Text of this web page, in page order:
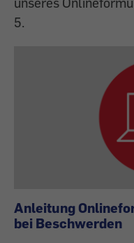
5.
Anleitung
bei Beschwerden